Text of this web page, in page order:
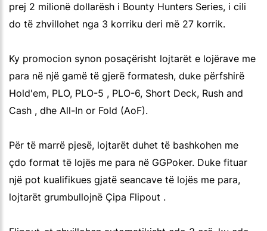
prej 2 milionë dollarësh i Bounty Hunters Series, i cili
do të zhvillohet nga 3 korriku deri më 27 korrik.
Ky promocion synon posaçërisht lojtarët e lojërave me
para në një gamë të gjerë formatesh, duke përfshirë
Hold'em, PLO, PLO-5 , PLO-6, Short Deck, Rush and
Cash , dhe All-In or Fold (AoF).
Për të marrë pjesë, lojtarët duhet të bashkohen me
çdo format të lojës me para në GGPoker. Duke fituar
një pot kualifikues gjatë seancave të lojës me para,
lojtarët grumbullojnë Çipa Flipout .